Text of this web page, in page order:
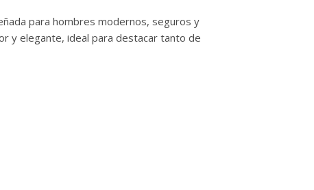
para hombres modernos, seguros y
y elegante, ideal para destacar tanto de